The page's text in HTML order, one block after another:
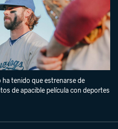
tenido que estrenarse de
de apacible película con deportes